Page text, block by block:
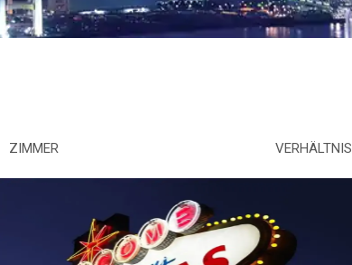
ZIMMER VERHÄLTNIS